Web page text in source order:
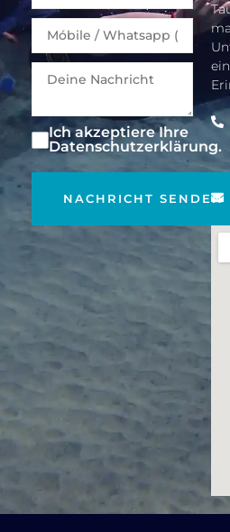
Ich akzeptiere Ihre
Datenschutzerklärung.
NACHRICHT SENDEN